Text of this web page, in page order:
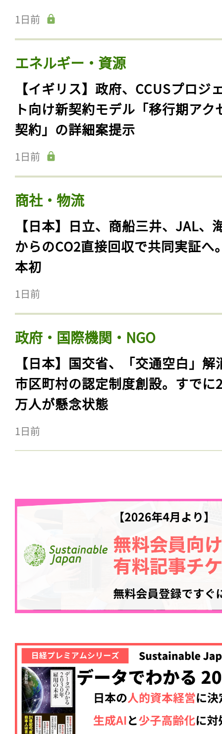
1日前
エネルギー・資源
【イギリス】政府、CCUSプロジ
ト向け新契約モデル「移行期アク
契約」の詳細案提示
1日前
商社・物流
【日本】日立、商船三井、JAL、
からのCO2直接回収で共同実証へ
本初
1日前
政府・国際機関・NGO
【日本】国交省、「交通空白」解
市区町村の認定制度創設。すでに
万人が懸念状態
1日前